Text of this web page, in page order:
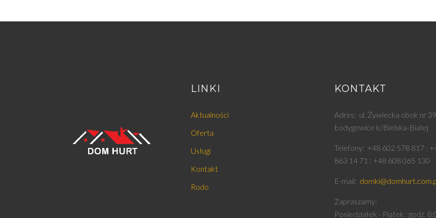
LINKI
Aktualności
Oferta
Usługi
Kontakt
Rodo
KONTAKT
Adres
ul. Żywiecka obok nr 39
Łodygowice k/Bielska-Białej
Telefony +48 602 578 817
863 14 71
+48 608 065 130
E-mail
Zapraszamy
Poniedziałek - Piątek : godz.